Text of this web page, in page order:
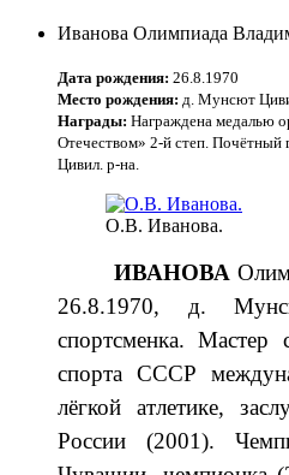
Иванова Олимпиада
Дата рождения: 26.8.1970
Место рождения: д. Мунсют
Награды: Награждена медалью
Отечеством» 2-й степ. Почётный
Цивил. р-на.
О.В. Иванова.
ИВАНОВА
26.8.1970, д.
спортсменка. Мастер
спорта СССР
лёгкой атлетике,
России (2001).